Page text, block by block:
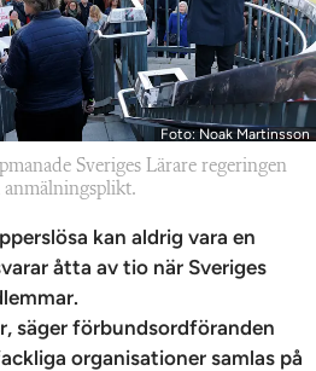
Foto: Noak Martinsson
Sveriges Lärare regeringen
anmälningsplikt.
kan aldrig vara en
åtta av tio när Sveriges
säger förbundsordföranden
organisationer samlas på